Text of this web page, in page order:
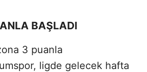
BAŞLADI
3 puanla
ligde gelecek hafta